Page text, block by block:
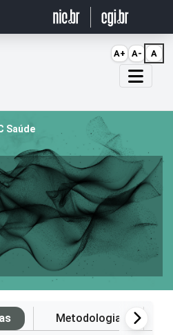
Saúde
Metodologia
A+ A- A